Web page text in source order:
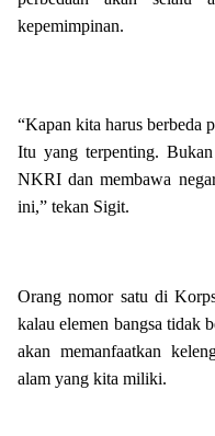
kepemimpinan.
“Kapan kita harus berbeda
Itu yang terpenting.
NKRI dan membawa
ini,” tekan Sigit.
Orang nomor satu di
kalau elemen bangsa tidak
akan memanfaatkan
alam yang kita miliki.